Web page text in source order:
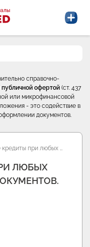
справочно-
публичной офертой (ст. 437
или микрофинансовой
- это содействие в
документов.
кредиты при любых …
ЛЮБЫХ